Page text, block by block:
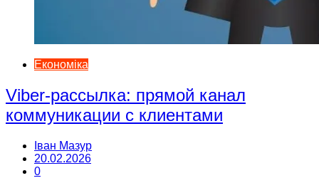
Економіка
Viber-рассылка: прямой канал
коммуникации с клиентами
Іван Мазур
20.02.2026
0